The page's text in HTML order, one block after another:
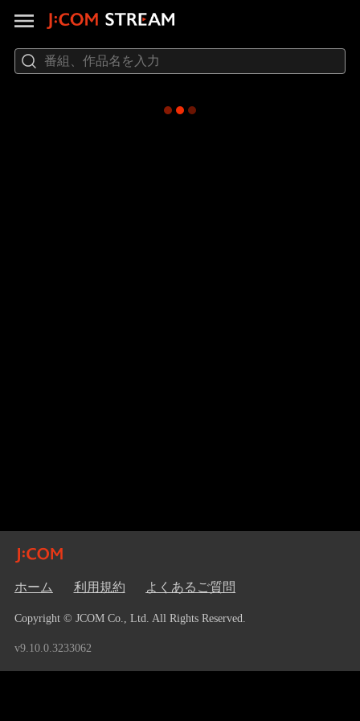
ホーム 利用規約 よくあるご質問
Copyright © JCOM Co., Ltd. All Rights Reserved.
v9.10.0.3233062